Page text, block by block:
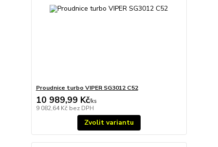
Proudnice turbo VIPER SG3012 C52
10 989,99 Kč/ks
9 082,64 Kč bez DPH
Zvolit variantu